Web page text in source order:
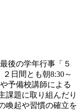
後の学年行事「５
日間とも朝8:30～
予備校講師による
課題に取り組んだり
喚起や習慣の確立を